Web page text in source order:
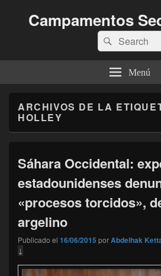
Campamentos
Buscar
por:
Buscar
Menú
ARCHIVOS DE LA
HOLLEY
Sáhara Occidental:
estadounidenses
«procesos torcidos»,
argelino
Publicado el 16/06/2015 porAbdelhak
↓